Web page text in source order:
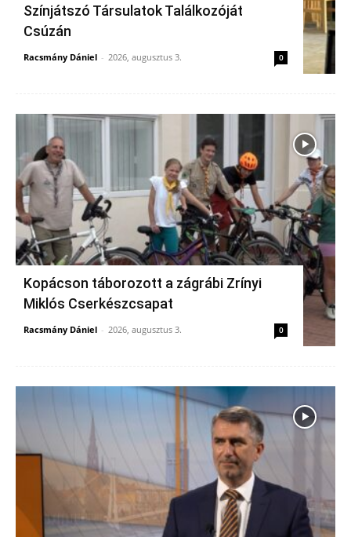
Színjátszó Társulatok Találkozóját
Csúzán
Racsmány Dániel - 2026, augusztus 3. 0
Kopácson táborozott a zágrábi Zrínyi
Miklós Cserkészcsapat
Racsmány Dániel - 2026, augusztus 3. 0